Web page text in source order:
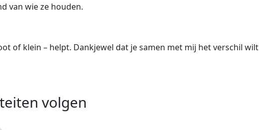
van wie ze houden.
of klein – helpt. Dankjewel dat je samen met mij het verschil wilt
volgen